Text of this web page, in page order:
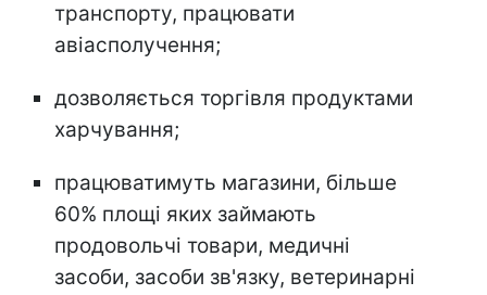
транспорту, працювати
авіасполучення;
дозволяється торгівля продуктами
харчування;
працюватимуть магазини, більше
60% площі яких займають
продовольчі товари, медичні
засоби, засоби зв'язку, ветеринарні